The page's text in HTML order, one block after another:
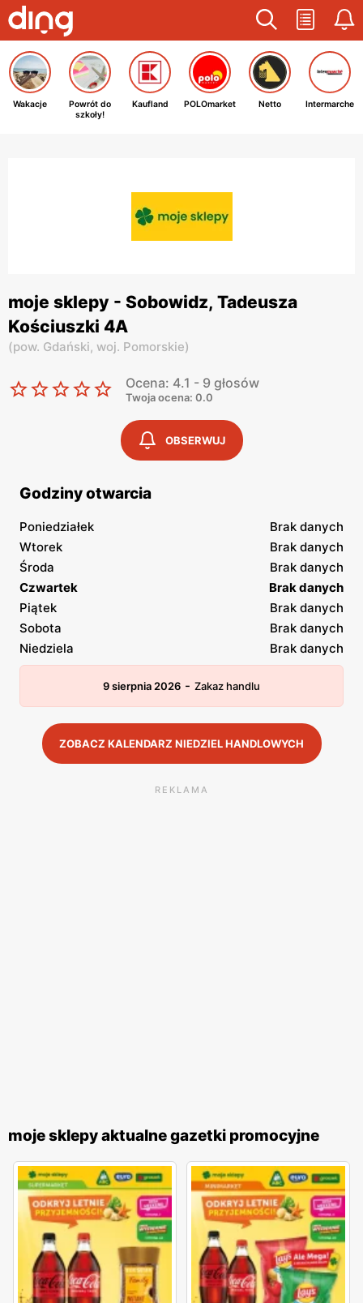
Wakacje
Powrót do
szkoły!
Kaufland POLOmarket Netto Intermarche
moje sklepy - Sobowidz, Tadeusza
Kościuszki 4A
(pow. Gdański, woj. Pomorskie)
Ocena: 4.1 - 9 głosów
Twoja ocena: 0.0
OBSERWUJ
Godziny otwarcia
Poniedziałek
Brak danych
Wtorek
Brak danych
Środa
Brak danych
Czwartek
Brak danych
Piątek
Brak danych
Sobota
Brak danych
Niedziela
Brak danych
9 sierpnia 2026 - Zakaz handlu
ZOBACZ KALENDARZ NIEDZIEL HANDLOWYCH
REKLAMA
moje sklepy aktualne gazetki promocyjne